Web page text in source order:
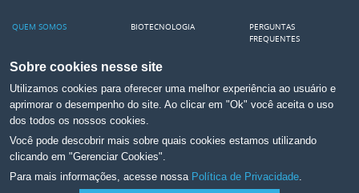
QUEM SOMOS
A Biomm
Transparência Salarial
BIOTECNOLOGIA
INSULINA NO SUS
NA MÍDIA
PERGUNTAS
FREQUENTES
Canal de Ética
Trabalhe na Biomm
Portal Científico
Relações com
Investidores
Sobre cookies nesse site
Utilizamos cookies para oferecer uma melhor experiência ao usuário e
aprimorar o desempenho do site. Ao clicar em "Ok" você aceita o uso
dos todos os nossos cookies.
Você pode descobrir mais sobre quais cookies estamos utilizando
clicando em "Gerenciar Cookies".
Para mais informações, acesse nossa Política de Privacidade.